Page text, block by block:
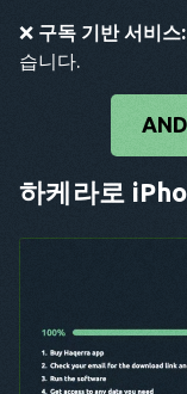
❌ 구독 기반 서비스:
습니다.
하케라로